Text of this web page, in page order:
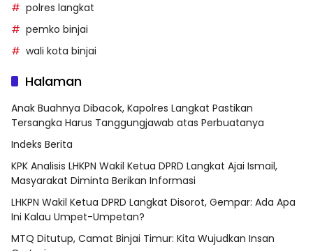
polres langkat
pemko binjai
wali kota binjai
Halaman
Anak Buahnya Dibacok, Kapolres Langkat Pastikan
Tersangka Harus Tanggungjawab atas Perbuatanya
Indeks Berita
KPK Analisis LHKPN Wakil Ketua DPRD Langkat Ajai Ismail,
Masyarakat Diminta Berikan Informasi
LHKPN Wakil Ketua DPRD Langkat Disorot, Gempar: Ada Apa
Ini Kalau Umpet-Umpetan?
MTQ Ditutup, Camat Binjai Timur: Kita Wujudkan Insan